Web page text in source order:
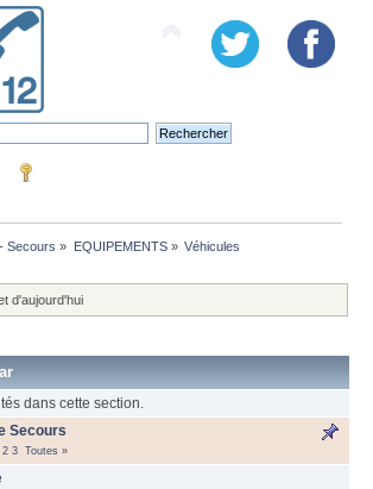
Secours » EQUIPEMENTS» Véhicules
d'aujourd'hui
dans cette section.
Secours
2 3 Toutes »